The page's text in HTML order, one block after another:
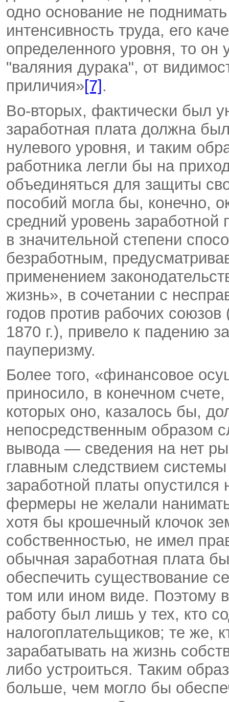
одно основание не
интенсивность труда, его
определенного уровня, то он
"валяния дурака", от
приличия»[7] .
Во-вторых, фактически был
заработная плата должна
нулевого уровня, и таким
работника легли бы на
объединяться для защиты
пособий могла бы, конечно,
средний уровень
в значительной степени
безработным,
применением
жизнь», в сочетании с
годов против рабочих
1870 г.), привело к падению
пауперизму.
Более того, «финансовое
приносило, в конечном
которых оно, казалось бы,
непосредственным образом
вывода — сведения на нет
главным следствием
заработной платы
фермеры не желали
хотя бы крошечный клочок
собственностью, не имел
обычная заработная плата
обеспечить существование
том или ином виде. Поэтому
работу был лишь у тех, кто
налогоплательщиков; те же,
зарабатывать на жизнь
либо устроиться. Таким
больше, чем могло бы